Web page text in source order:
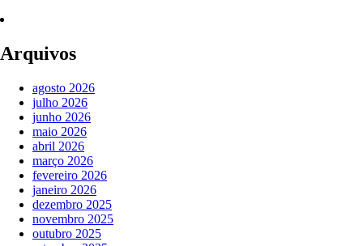
Arquivos
agosto 2026
julho 2026
junho 2026
maio 2026
abril 2026
março 2026
fevereiro 2026
janeiro 2026
dezembro 2025
novembro 2025
outubro 2025